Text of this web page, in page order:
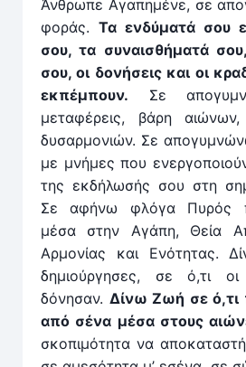
Άνθρωπε Αγαπημένε, σε
φοράς. Τα ενδύματά σου
σου, τα συναισθήματά
σου, οι δονήσεις και οι
εκπέμπουν. Σε
μεταφέρεις, βάρη
δυσαρμονιών. Σε
με μνήμες που
της εκδήλωσής σου στη
Σε αφήνω φλόγα Πυρός
μέσα στην Αγάπη, Θεία
Αρμονίας και Ενότητας.
δημιούργησες, σε ό,τι
δόνησαν. Δίνω Ζωή σε ό,τι
από σένα μέσα στους
σκοπιμότητα να